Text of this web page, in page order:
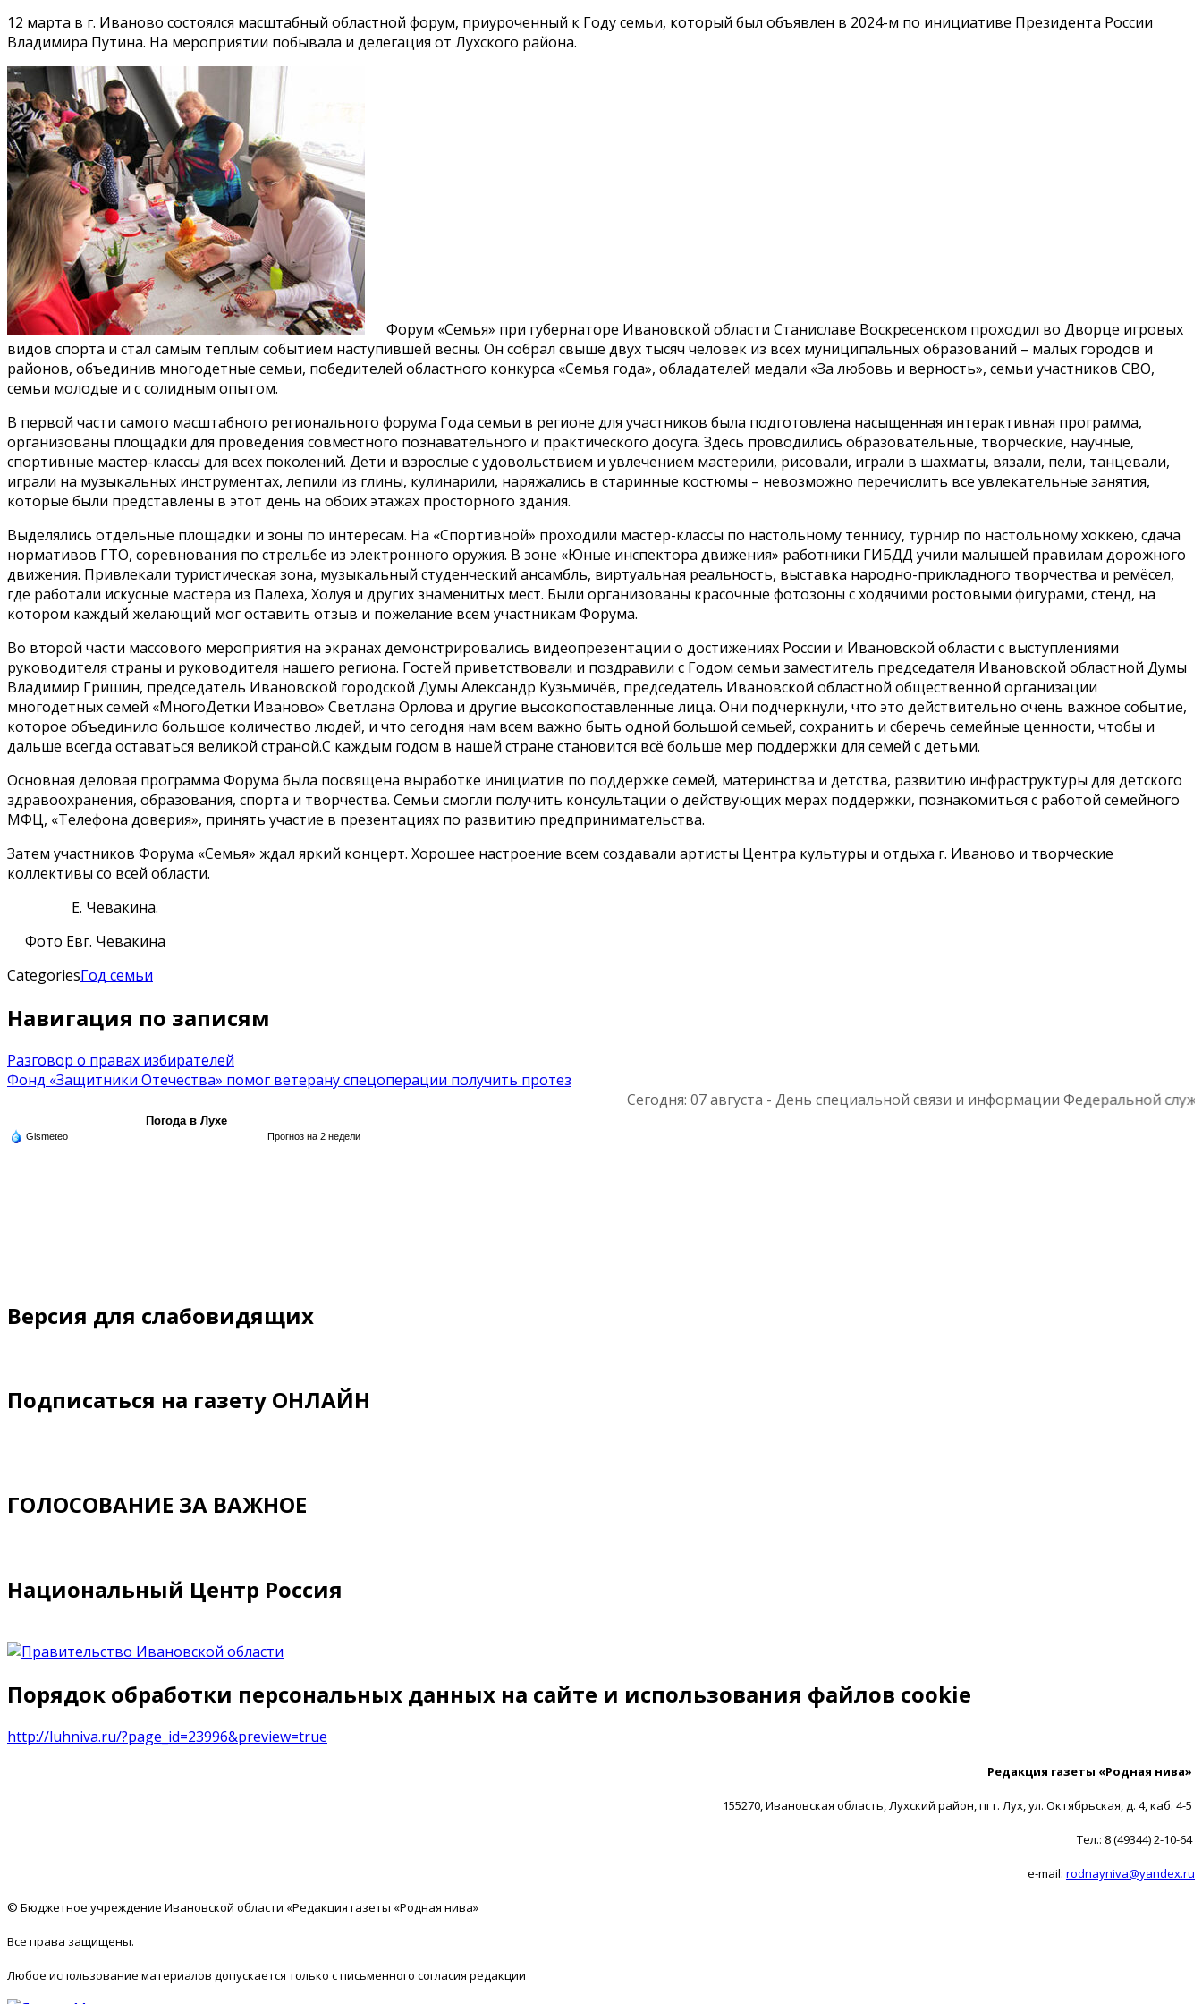
12 марта в г. Иваново состоялся масштабный областной форум, приуроченный к Году семьи, который был объявлен в 2024-м по инициативе Президента России
Владимира Путина. На мероприятии побывала и делегация от Лухского района.
Форум «Семья» при губернаторе Ивановской области Станиславе Воскресенском проходил во Дворце игровых
видов спорта и стал самым тёплым событием наступившей весны. Он собрал свыше двух тысяч человек из всех муниципальных образований – малых городов и
районов, объединив многодетные семьи, победителей областного конкурса «Семья года», обладателей медали «За любовь и верность», семьи участников СВО,
семьи молодые и с солидным опытом.
В первой части самого масштабного регионального форума Года семьи в регионе для участников была подготовлена насыщенная интерактивная программа,
организованы площадки для проведения совместного познавательного и практического досуга. Здесь проводились образовательные, творческие, научные,
спортивные мастер-классы для всех поколений. Дети и взрослые с удовольствием и увлечением мастерили, рисовали, играли в шахматы, вязали, пели, танцевали,
играли на музыкальных инструментах, лепили из глины, кулинарили, наряжались в старинные костюмы – невозможно перечислить все увлекательные занятия,
которые были представлены в этот день на обоих этажах просторного здания.
Выделялись отдельные площадки и зоны по интересам. На «Спортивной» проходили мастер-классы по настольному теннису, турнир по настольному хоккею, сдача
нормативов ГТО, соревнования по стрельбе из электронного оружия. В зоне «Юные инспектора движения» работники ГИБДД учили малышей правилам дорожного
движения. Привлекали туристическая зона, музыкальный студенческий ансамбль, виртуальная реальность, выставка народно-прикладного творчества и ремёсел,
где работали искусные мастера из Палеха, Холуя и других знаменитых мест. Были организованы красочные фотозоны с ходячими ростовыми фигурами, стенд, на
котором каждый желающий мог оставить отзыв и пожелание всем участникам Форума.
Во второй части массового мероприятия на экранах демонстрировались видеопрезентации о достижениях России и Ивановской области с выступлениями
руководителя страны и руководителя нашего региона. Гостей приветствовали и поздравили с Годом семьи заместитель председателя Ивановской областной Думы
Владимир Гришин, председатель Ивановской городской Думы Александр Кузьмичёв, председатель Ивановской областной общественной организации
многодетных семей «МногоДетки Иваново» Светлана Орлова и другие высокопоставленные лица. Они подчеркнули, что это действительно очень важное событие,
которое объединило большое количество людей, и что сегодня нам всем важно быть одной большой семьей, сохранить и сберечь семейные ценности, чтобы и
дальше всегда оставаться великой страной.С каждым годом в нашей стране становится всё больше мер поддержки для семей с детьми.
Основная деловая программа Форума была посвящена выработке инициатив по поддержке семей, материнства и детства, развитию инфраструктуры для детского
здравоохранения, образования, спорта и творчества. Семьи смогли получить консультации о действующих мерах поддержки, познакомиться с работой семейного
МФЦ, «Телефона доверия», принять участие в презентациях по развитию предпринимательства.
Затем участников Форума «Семья» ждал яркий концерт. Хорошее настроение всем создавали артисты Центра культуры и отдыха г. Иваново и творческие
коллективы со всей области.
Е. Чевакина.
Фото Евг. Чевакина
CategoriesГод семьи
Навигация по записям
Разговор о правах избирателей
Фонд «Защитники Отечества» помог ветерану спецоперации получить протез
Сегодня: 07 августа - День специальной связи и информации Федеральной службы
Погода в Лухе
Gismeteo Прогноз на 2 недели
Версия для слабовидящих
Подписаться на газету ОНЛАЙН
ГОЛОСОВАНИЕ ЗА ВАЖНОЕ
Национальный Центр Россия
Порядок обработки персональных данных на сайте и использования файлов cookie
http://luhniva.ru/?page_id=23996&preview=true
Редакция газеты «Родная нива»
155270, Ивановская область, Лухский район, пгт. Лух, ул. Октябрьская, д. 4, каб. 4-5
Тел.: 8 (49344) 2-10-64
e-mail: rodnayniva@yandex.ru
© Бюджетное учреждение Ивановской области «Редакция газеты «Родная нива»
Все права защищены.
Любое использование материалов допускается только с письменного согласия редакции